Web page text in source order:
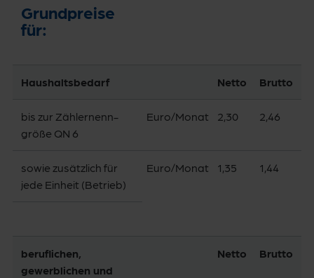
Grund­preise
für:
Haushalts­bedarf Netto Brutto
bis zur Zählernenn­
größe QN 6
Euro/­Monat 2,30 2,46
sowie zusätzlich für
jede Einheit (Betrieb)
Euro/­Monat 1,35 1,44
beruflichen,
gewerblichen und
Netto Brutto